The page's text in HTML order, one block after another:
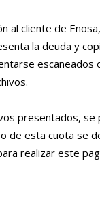
al cliente de
la deuda y
escaneados
presentados,
de esta cuota se
realizar este